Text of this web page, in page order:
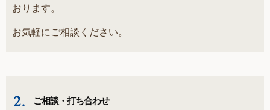
おります。
お気軽にご相談ください。
ご相談・打ち合わせ